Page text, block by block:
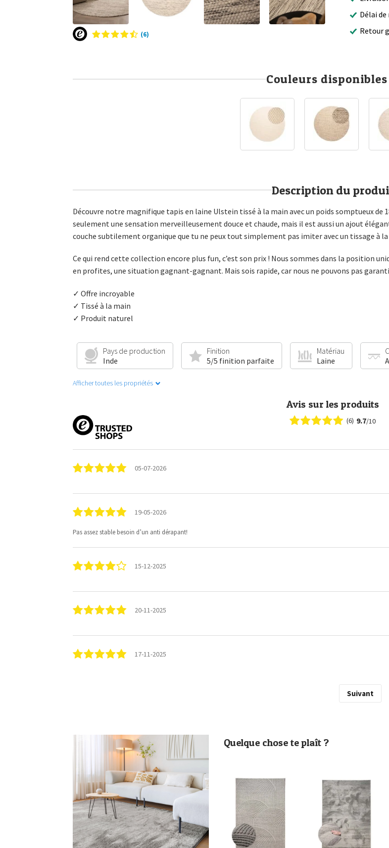
(6)
Délai
Retour
Couleurs disponibles
Description du
Découvre notre magnifique tapis en laine Ulstein tissé à la main avec un poids somptueux de
seulement une sensation merveilleusement douce et chaude, mais il est aussi un ajout
couche subtilement organique que tu ne peux tout simplement pas imiter avec un tissage à
Ce qui rend cette collection encore plus fun, c’est son prix ! Nous sommes dans la position
en profites, une situation gagnant-gagnant. Mais sois rapide, car nous ne pouvons pas
✓ Offre incroyable
✓ Tissé à la main
✓ Produit naturel
Pays de production
Inde
Finition
5/5 finition parfaite
Matériau
Laine
Afficher toutes les propriétés
Avis sur les produits
(6) 9.7/10
05-07-2026
19-05-2026
Pas assez stable besoin d’un anti dérapant!
15-12-2025
20-11-2025
17-11-2025
Suivant
Quelque chose te plaît ?